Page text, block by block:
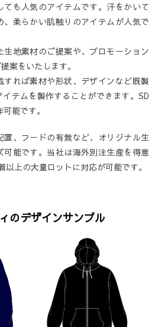
も人気のアイテムです。汗をかいて
柔らかい肌触りのアイテムが人気で
地素材のご提案や、プロモーション
案をいたします。
すれば素材や形状、デザインなど既製
テムを製作することができます。SD
能です。
置、フードの有無など、オリジナル生
能です。当社は海外別注生産を得意
以上の大量ロットに対応が可能です。
のデザインサンプル